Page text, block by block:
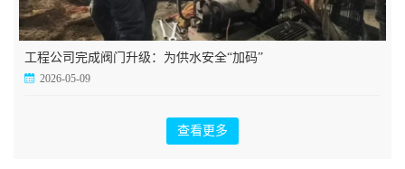
工程公司完成阀门升级：为供水安全“加码”
2026-05-09
查看更多